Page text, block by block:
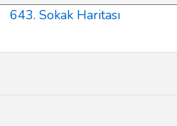
643. Sokak Haritası